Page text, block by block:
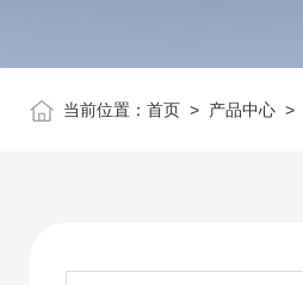
当前位置： 首页 > 产品中心 >